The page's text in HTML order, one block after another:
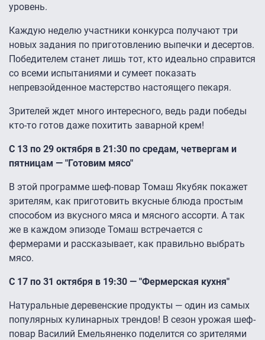
уровень.
Каждую неделю участники конкурса получают три
новых задания по приготовлению выпечки и десертов.
Победителем станет лишь тот, кто идеально справится
со всеми испытаниями и сумеет показать
непревзойденное мастерство настоящего пекаря.
Зрителей ждет много интересного, ведь ради победы
кто-то готов даже похитить заварной крем!
С 13 по 29 октября в 21:30 по средам, четвергам и
пятницам — "Готовим мясо"
В этой программе шеф-повар Томаш Якубяк покажет
зрителям, как приготовить вкусные блюда простым
способом из вкусного мяса и мясного ассорти. А так
же в каждом эпизоде Томаш встречается с
фермерами и рассказывает, как правильно выбрать
мясо.
С 17 по 31 октября в 19:30 — "Фермерская кухня"
Натуральные деревенские продукты — один из самых
популярных кулинарных трендов! В сезон урожая шеф-
повар Василий Емельяненко поделится со зрителями